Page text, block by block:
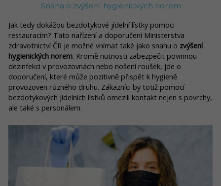
Snaha o zvýšení hygienických norem
Jak tedy dokážou bezdotykové jídelní lístky pomoci
restauracím? Tato nařízení a doporučení Ministerstva
zdravotnictví ČR je možné vnímat také jako snahu o zvýšení
hygienických norem. Kromě nutnosti zabezpečit povinnou
dezinfekci v provozovnách nebo nošení roušek, jde o
doporučení, které může pozitivně přispět k hygieně
provozoven různého druhu. Zákazníci by totiž pomocí
bezdotykových jídelních lístků omezili kontakt nejen s povrchy,
ale také s personálem.